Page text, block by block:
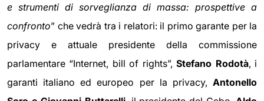
e strumenti di sorveglianza di massa: prospettive a
confronto” che vedrà tra i relatori: il primo garante per la
privacy e attuale presidente della commissione
parlamentare “Internet, bill of rights”,Stefano Rodotà, i
garanti italiano ed europeo per la privacy, Antonello